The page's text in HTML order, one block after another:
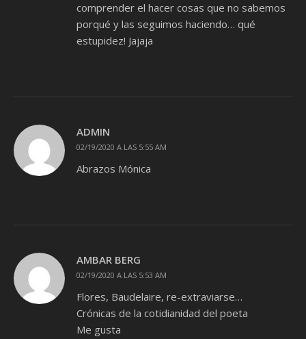
comprender el hacer cosas que no sabemos
porqué y las seguimos haciendo… qué
estupidez! Jajaja
ADMIN
02/19/2020 A LAS 5:55 AM
Abrazos Mónica
AMBAR BERG
02/19/2020 A LAS 5:53 AM
Flores, Baudelaire, re-extraviarse…
Crónicas de la cotidianidad del poeta
Me gusta